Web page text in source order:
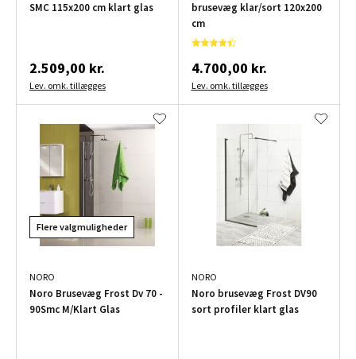
SMC 115x200 cm klart glas
2.509,00 kr.
Lev. omk. tillægges
brusevæg klar/sort 120x200
cm
4.700,00 kr.
Lev. omk. tillægges
Flere valgmuligheder
NORO
Noro Brusevæg Frost Dv 70 -
90Smc M/Klart Glas
NORO
Noro brusevæg Frost DV90
sort profiler klart glas